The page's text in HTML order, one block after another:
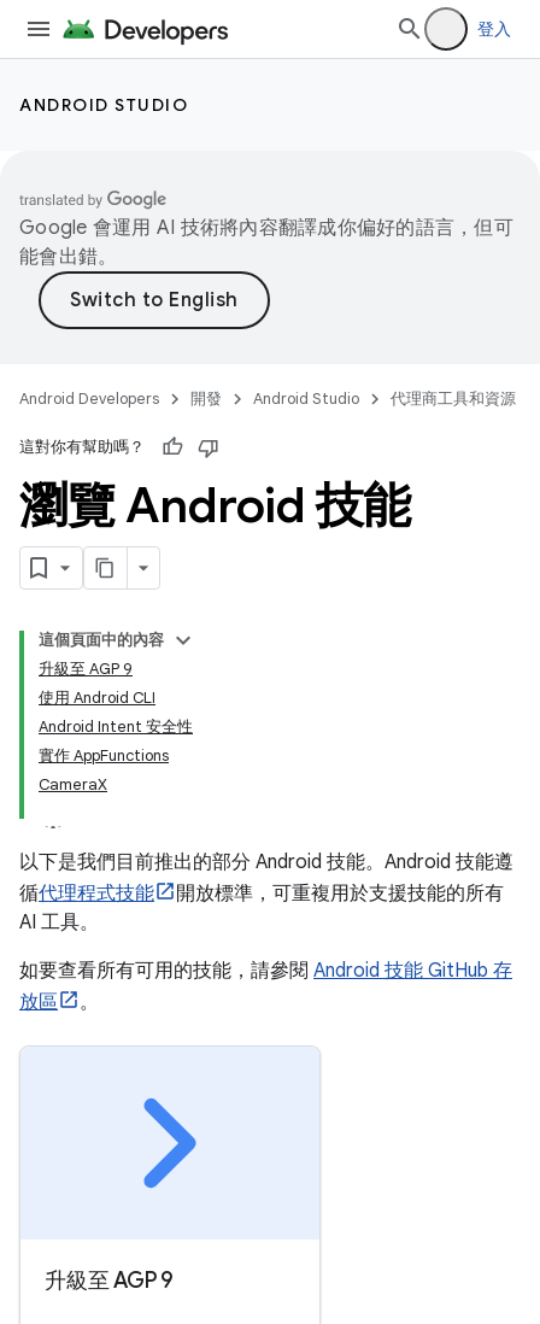
登入
ANDROID STUDIO
Google 會運用 AI 技術將內容翻譯成你偏好的語言，但可
能會出錯。
Android Developers 開發 Android Studio 代理商工具和資源
這對你有幫助嗎？
瀏覽 Android 技能
這個頁面中的內容
升級至 AGP 9
使用 Android CLI
Android Intent 安全性
實作 AppFunctions
CameraX
以下是我們目前推出的部分 Android 技能。Android 技能遵
循代理程式技能
開放標準，可重複用於支援技能的所有
AI 工具。
如要查看所有可用的技能，請參閱 Android 技能 GitHub 存
放區
。
升級至 AGP 9